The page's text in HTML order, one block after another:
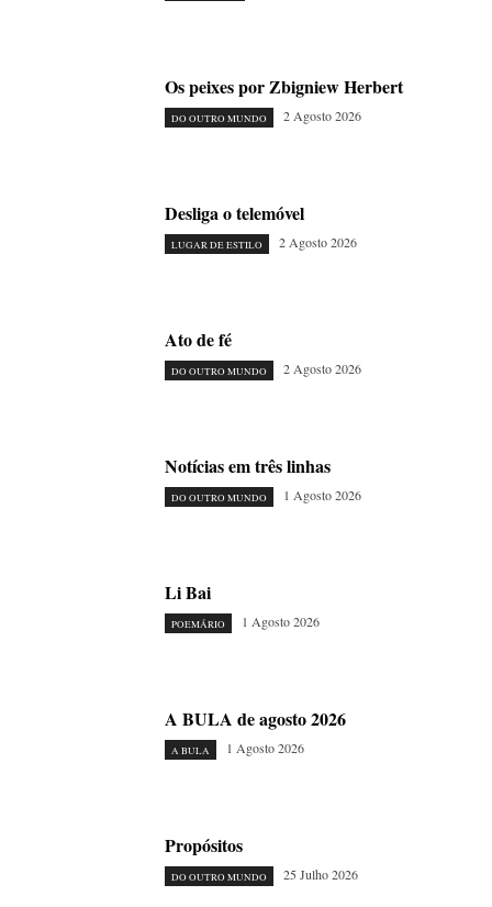
Os peixes por Zbigniew Herbert
DO OUTRO MUNDO 2 Agosto 2026
Desliga o telemóvel
LUGAR DE ESTILO 2 Agosto 2026
Ato de fé
DO OUTRO MUNDO 2 Agosto 2026
Notícias em três linhas
DO OUTRO MUNDO 1 Agosto 2026
Li Bai
POEMÁRIO 1 Agosto 2026
A BULA de agosto 2026
A BULA 1 Agosto 2026
Propósitos
DO OUTRO MUNDO 25 Julho 2026